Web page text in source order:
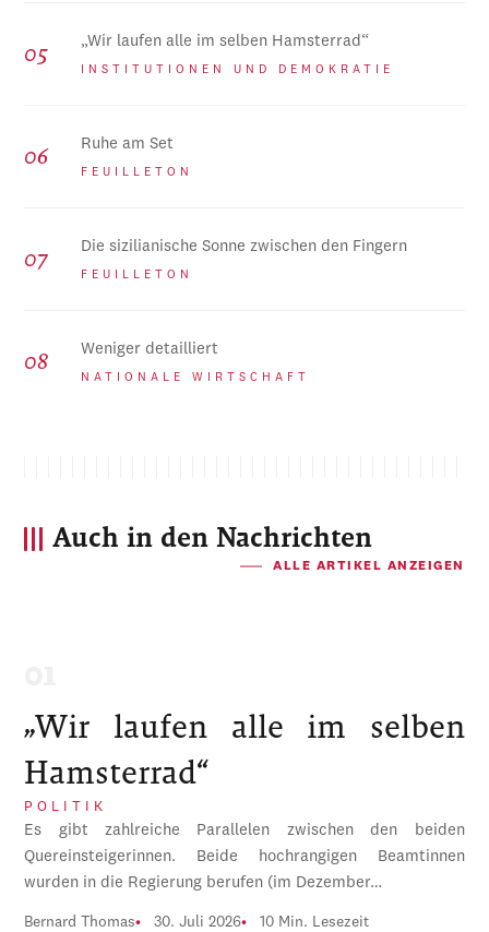
„Wir laufen alle im selben Hamsterrad“
INSTITUTIONEN UND DEMOKRATIE
Ruhe am Set
FEUILLETON
Die sizilianische Sonne zwischen den Fingern
FEUILLETON
Weniger detailliert
NATIONALE WIRTSCHAFT
Auch in den Nachrichten
ALLE ARTIKEL ANZEIGEN
„Wir laufen alle im selben
Hamsterrad“
POLITIK
Es gibt zahlreiche Parallelen zwischen den beiden
Quereinsteigerinnen. Beide hochrangigen Beamtinnen
wurden in die Regierung berufen (im Dezember…
Bernard Thomas 30. Juli 2026 10 Min. Lesezeit